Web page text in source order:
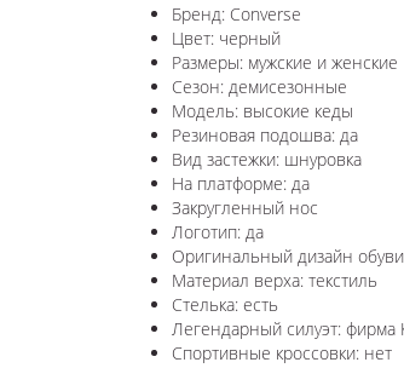
Бренд: Converse
Цвет: черный
Размеры: мужские и женские
Сезон: демисезонные
Модель: высокие кеды
Резиновая подошва: да
Вид застежки: шнуровка
На платформе: да
Закругленный нос
Логотип: да
Оригинальный дизайн обуви
Материал верха: текстиль
Стелька: есть
Легендарный силуэт: фирма
Спортивные кроссовки: нет